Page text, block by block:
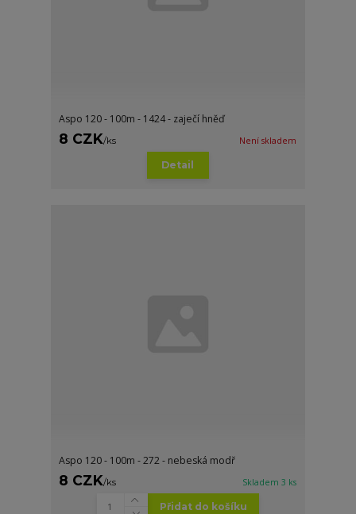
Aspo 120 - 100m - 1424 - zaječí hněď
8 CZK/ks Není skladem
Detail
Aspo 120 - 100m - 272 - nebeská modř
8 CZK/ks Skladem 3 ks
Přidat do košíku